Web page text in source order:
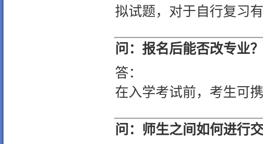
拟试题，对于自行复习
问：报名后能否改专业？
答：
在入学考试前，考生可
问：师生之间如何进行